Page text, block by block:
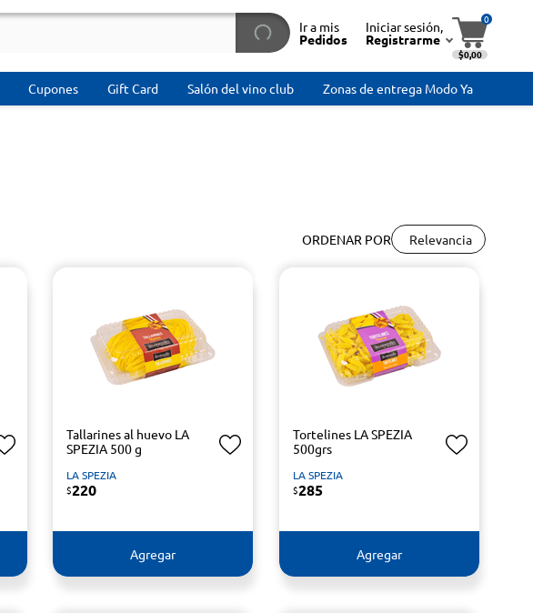
Ir a mis
Pedidos
Iniciar sesión,
Registrarme
0
$0,00
Cupones Gift Card Salón del vino club Zonas de entrega Modo Ya
ORDENAR POR Relevancia
Tallarines al huevo LA
SPEZIA 500 g
LA SPEZIA
$220
Agregar
Tortelines LA SPEZIA
500grs
LA SPEZIA
$285
Agregar